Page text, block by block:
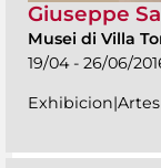
Giuseppe
Musei di Villa
19/04 - 26/06/